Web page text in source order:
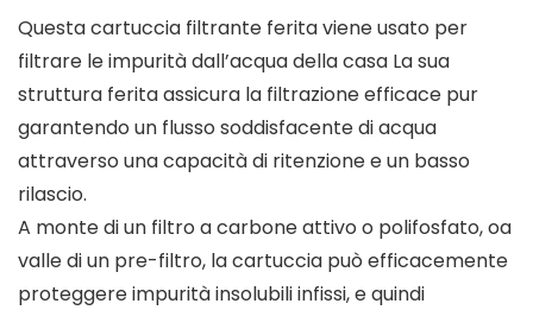
Questa cartuccia filtrante ferita viene usato per
filtrare le impurità dall’acqua della casa La sua
struttura ferita assicura la filtrazione efficace pur
garantendo un flusso soddisfacente di acqua
attraverso una capacità di ritenzione e un basso
rilascio.
A monte di un filtro a carbone attivo o polifosfato, oa
valle di un pre-filtro, la cartuccia può efficacemente
proteggere impurità insolubili infissi, e quindi